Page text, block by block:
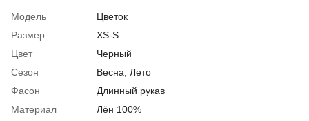
Модель
Цветок
Размер
XS-S
Цвет
Черный
Сезон
Весна Лето
Фасон
Длинный рукав
Материал
Лён 100%